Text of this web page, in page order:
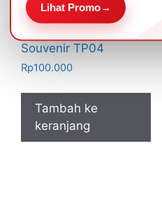
Dompet Pouch Kulit
Souvenir Dompet Kulit
Souvenir TP04
Rp100.000
Tambah ke
keranjang
Lihat Promo→